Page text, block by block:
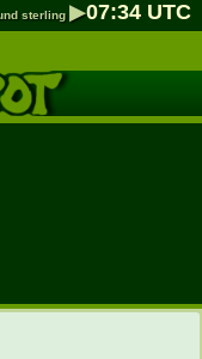
sterling ▶07:34 UTC